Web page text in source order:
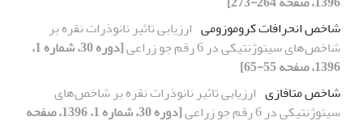
شاخص انحرافات کروموزومی ارزیابی تاثیر نانوذرات نقره بر
شاخص‌های سیتوژنتیکی در 6 رقم جو زراعی
[دوره 30، شماره 1،
1396، صفحه 55-65]
شاخص متافازی ارزیابی تاثیر نانوذرات نقره بر شاخص‌های
سیتوژنتیکی در 6 رقم جو زراعی
[دوره 30، شماره 1، 1396، صفحه